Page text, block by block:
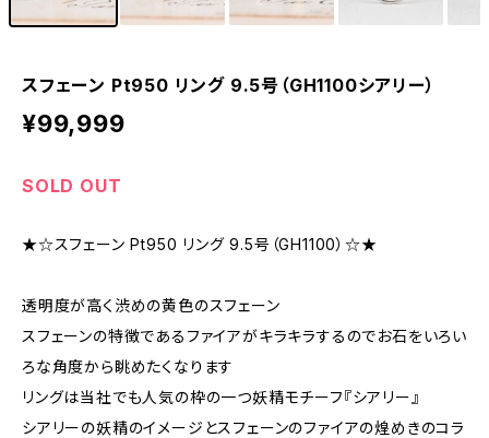
スフェーン Pt950 リング 9.5号（GH1100シアリー）
¥99,999
SOLD OUT
★☆スフェーン Pt950 リング 9.5号（GH1100）☆★
透明度が高く渋めの黄色のスフェーン
スフェーンの特徴であるファイアがキラキラするのでお石をいろい
ろな角度から眺めたくなります
リングは当社でも人気の枠の一つ妖精モチーフ『シアリー』
シアリーの妖精のイメージとスフェーンのファイアの煌めきのコラ